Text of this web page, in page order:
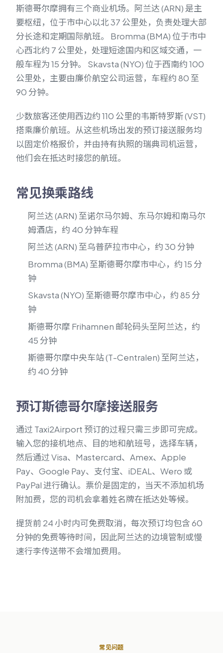
斯德哥尔摩拥有三个商业机场。阿兰达 (ARN) 是主
要枢纽，位于市中心以北 37 公里处，负责处理大部
分长途和定期国际航班。 Bromma (BMA) 位于市中
心西北约 7 公里处，处理短途国内和区域交通，一
般车程为 15 分钟。 Skavsta (NYO) 位于西南约 100
公里处，主要由廉价航空公司运营，车程约 80 至
90 分钟。
少数旅客还使用西边约 110 公里的韦斯特罗斯 (VST)
搭乘廉价航班。从这些机场出发的预订接送服务均
以固定价格报价，并由持有执照的瑞典司机运营，
他们会在抵达时接您的航班。
常见换乘路线
阿兰达 (ARN) 至诺尔马尔姆、东马尔姆和南马尔
姆酒店，约 40 分钟车程
阿兰达 (ARN) 至乌普萨拉市中心，约 30 分钟
Bromma (BMA) 至斯德哥尔摩市中心，约 15 分
钟
Skavsta (NYO) 至斯德哥尔摩市中心，约 85 分
钟
斯德哥尔摩 Frihamnen 邮轮码头至阿兰达，约
45 分钟
斯德哥尔摩中央车站 (T-Centralen) 至阿兰达，
约 40 分钟
预订斯德哥尔摩接送服务
通过 Taxi2Airport 预订的过程只需三步即可完成。
输入您的接机地点、目的地和航班号，选择车辆，
然后通过 Visa、Mastercard、Amex、Apple
Pay、Google Pay、支付宝、iDEAL、Wero 或
PayPal 进行确认。票价是固定的，当天不添加机场
附加费，您的司机会拿着姓名牌在抵达处等候。
提货前 24 小时内可免费取消，每次预订均包含 60
分钟的免费等待时间，因此阿兰达的边境管制或慢
速行李传送带不会增加费用。
常见问题